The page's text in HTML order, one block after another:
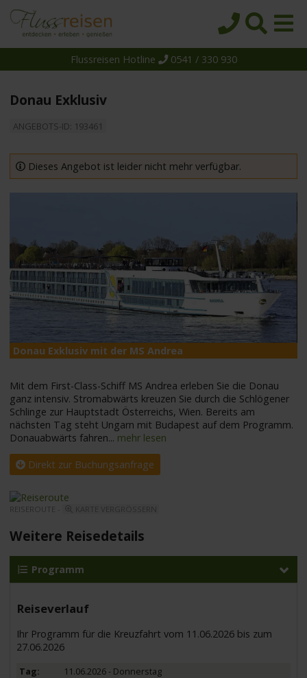
Reedereien
Wissen
Suche
Flussreisen Hotline 0541 / 330 930
Donau Exklusiv
ANGEBOTS-ID: 193461
Dieses Angebot ist leider nicht mehr verfügbar.
Donau Exklusiv mit der MS Andrea
Mit dem First-Class-Schiff MS Andrea erleben Sie die Donau
ganz intensiv. Stromabwärts kreuzen Sie durch die Schlögener
Schlinge zur Hauptstadt Österreichs, Wien. Bereits am
nächsten Tag steht Ungarn mit Budapest auf dem Programm.
Donauabwärts fahren... mehr lesen
Direkt zur Buchungsanfrage
REISEROUTE -
Weitere Reisedetails
Programm
Reiseverlauf
Ihr Programm für die Kreuzfahrt vom 11.06.2026 bis zum
27.06.2026
11.06.2026 - Donnerstag